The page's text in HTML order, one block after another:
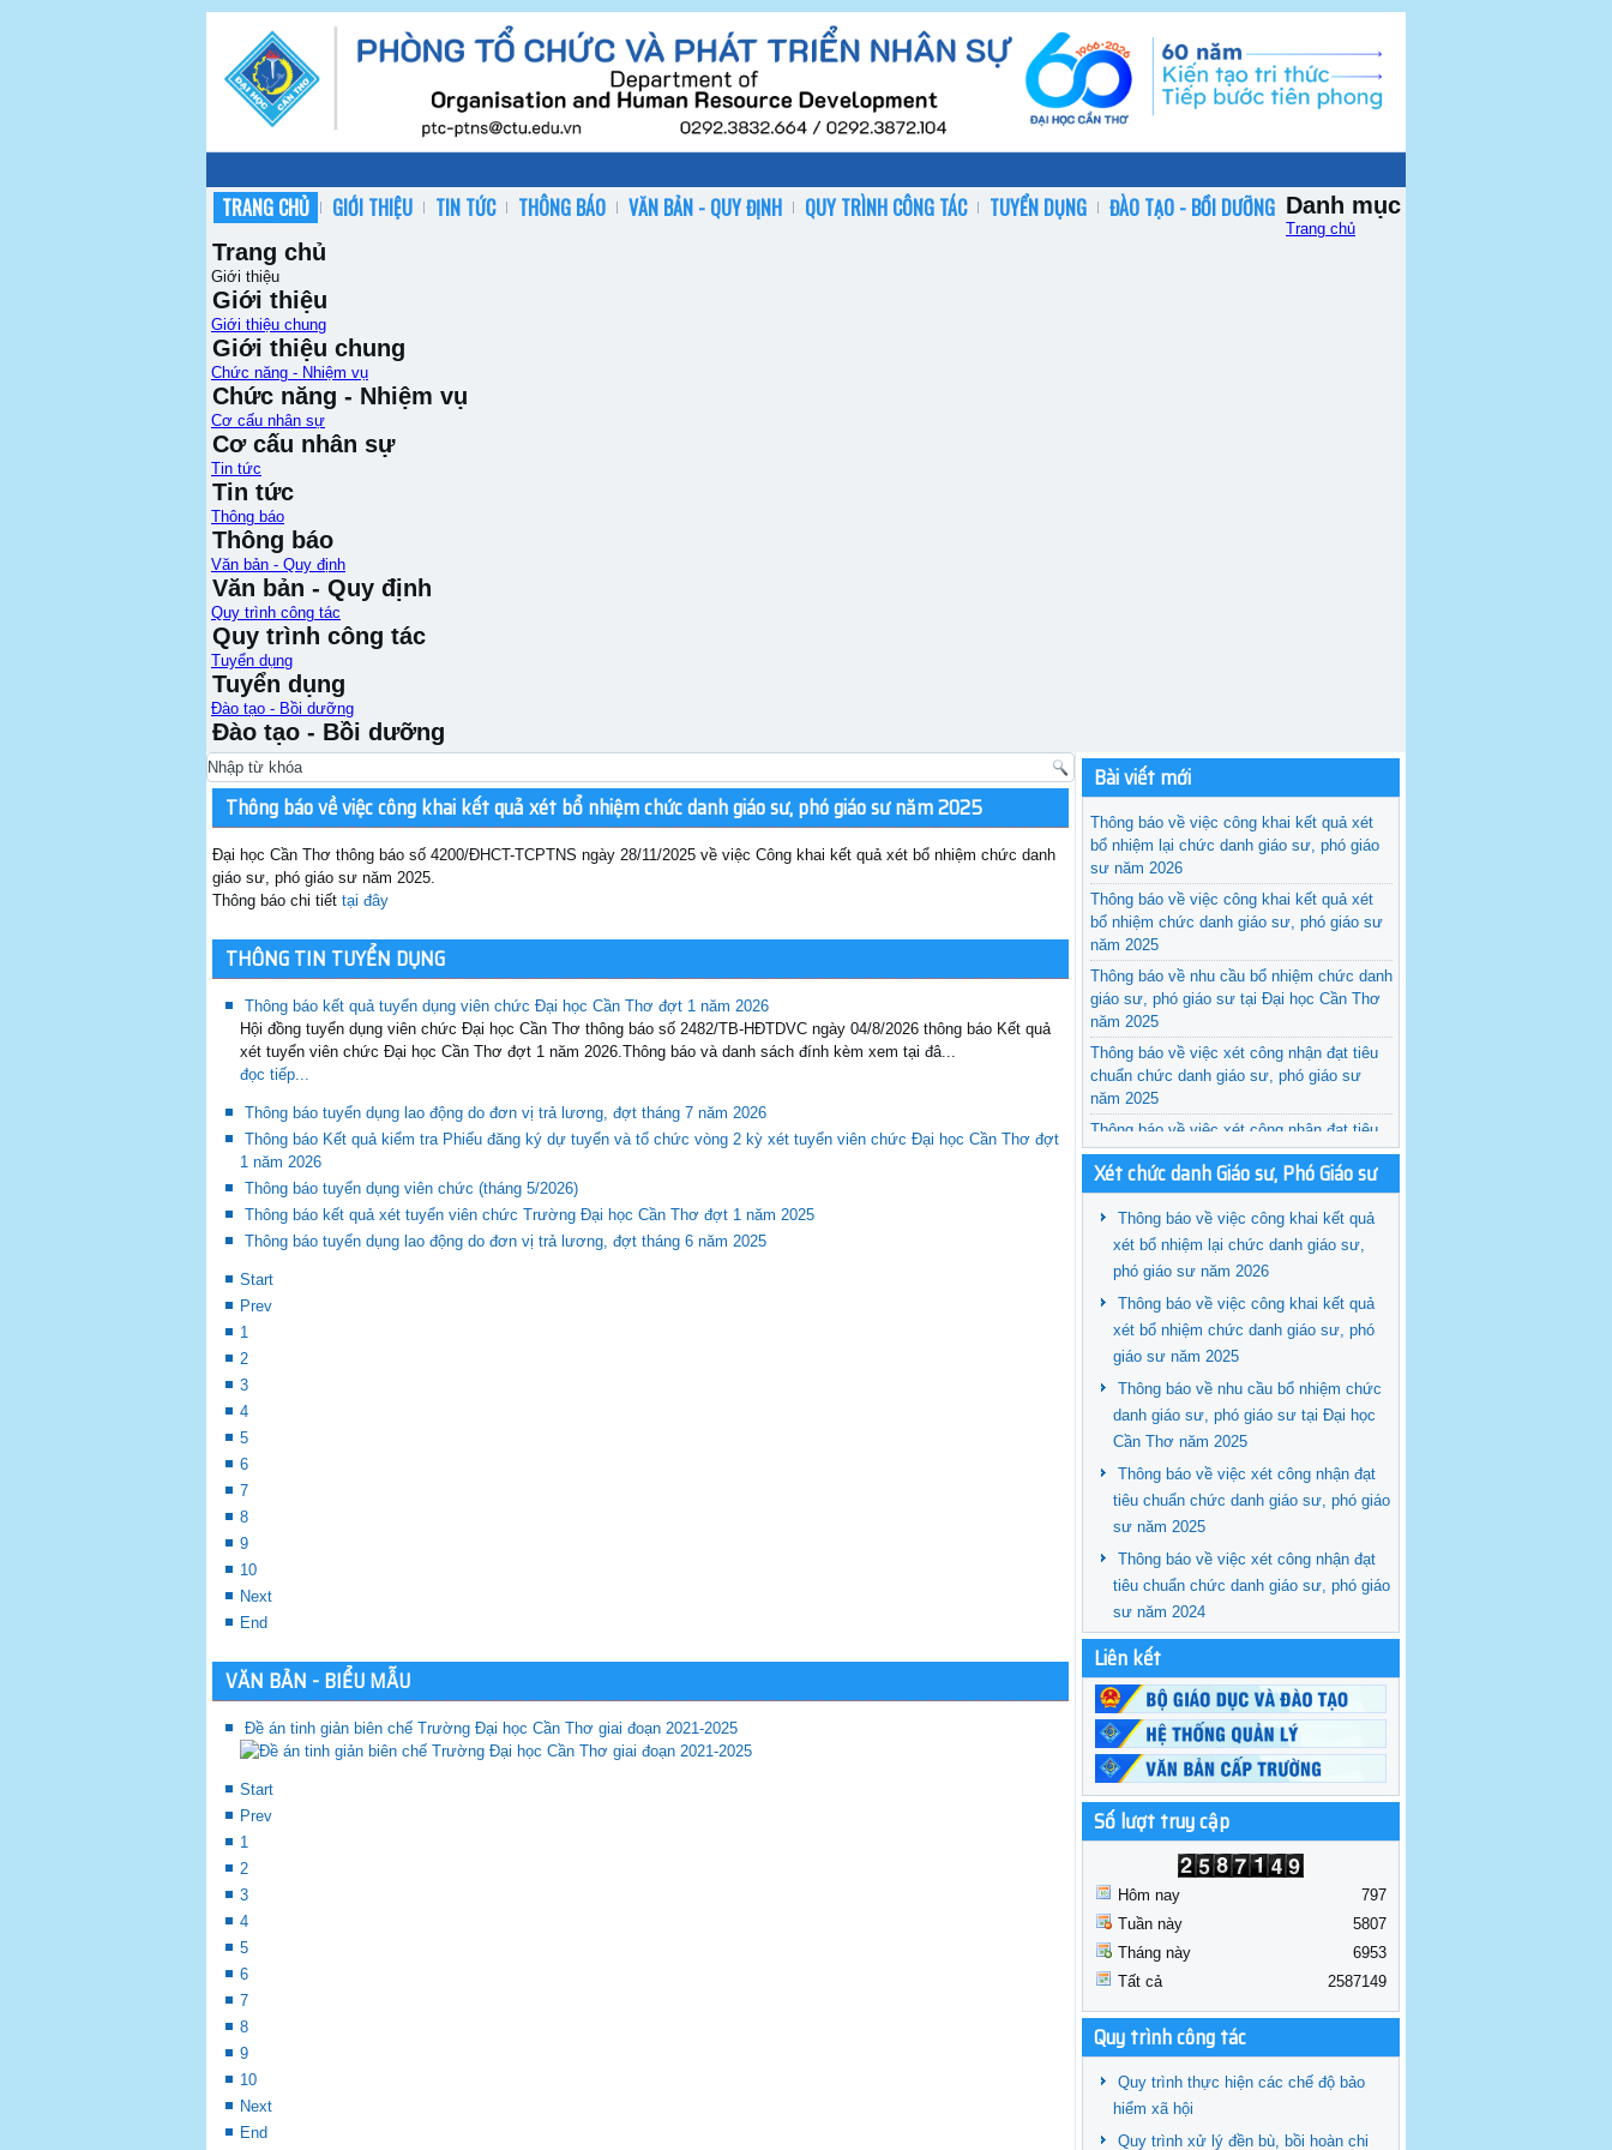
TRANG CHỦ GIỚI THIỆU TIN TỨC THÔNG BÁO VĂN BẢN - QUY ĐỊNH QUY TRÌNH CÔNG TÁC TUYỂN DỤNG ĐÀO TẠO - BỒI DƯỠNG Danh mục
Trang chủ
Trang chủ
Giới thiệu
Giới thiệu
Giới thiệu chung
Giới thiệu chung
Chức năng - Nhiệm vụ
Chức năng - Nhiệm vụ
Cơ cấu nhân sự
Cơ cấu nhân sự
Tin tức
Tin tức
Thông báo
Thông báo
Văn bản - Quy định
Văn bản - Quy định
Quy trình công tác
Quy trình công tác
Tuyển dụng
Tuyển dụng
Đào tạo - Bồi dưỡng
Đào tạo - Bồi dưỡng
Thông báo về việc công khai kết quả xét bổ nhiệm chức danh giáo sư, phó giáo sư năm 2025
Đại học Cần Thơ thông báo số 4200/ĐHCT-TCPTNS ngày 28/11/2025 về việc Công khai kết quả xét bổ nhiệm chức danh
giáo sư, phó giáo sư năm 2025.
Thông báo chi tiết tại đây
THÔNG TIN TUYỂN DỤNG
Thông báo kết quả tuyển dụng viên chức Đại học Cần Thơ đợt 1 năm 2026
Hội đồng tuyển dụng viên chức Đại học Cần Thơ thông báo số 2482/TB-HĐTDVC ngày 04/8/2026 thông báo Kết quả
xét tuyển viên chức Đại học Cần Thơ đợt 1 năm 2026.Thông báo và danh sách đính kèm xem tại đâ...
đọc tiếp...
Thông báo tuyển dụng lao động do đơn vị trả lương, đợt tháng 7 năm 2026
Thông báo Kết quả kiểm tra Phiếu đăng ký dự tuyển và tổ chức vòng 2 kỳ xét tuyển viên chức Đại học Cần Thơ đợt
1 năm 2026
Thông báo tuyển dụng viên chức (tháng 5/2026)
Thông báo kết quả xét tuyển viên chức Trường Đại học Cần Thơ đợt 1 năm 2025
Thông báo tuyển dụng lao động do đơn vị trả lương, đợt tháng 6 năm 2025
Start
Prev
1
2
3
4
5
6
7
8
9
10
Next
End
VĂN BẢN - BIỂU MẪU
Đề án tinh giản biên chế Trường Đại học Cần Thơ giai đoạn 2021-2025
Start
Prev
1
2
3
4
5
6
7
8
9
10
Next
End
Bài viết mới
Thông báo về việc công khai kết quả xét
bổ nhiệm lại chức danh giáo sư, phó giáo
sư năm 2026
Thông báo về việc công khai kết quả xét
bổ nhiệm chức danh giáo sư, phó giáo sư
năm 2025
Thông báo về nhu cầu bổ nhiệm chức danh
giáo sư, phó giáo sư tại Đại học Cần Thơ
năm 2025
Thông báo về việc xét công nhận đạt tiêu
chuẩn chức danh giáo sư, phó giáo sư
năm 2025
Thông báo về việc xét công nhận đạt tiêu
chuẩn chức danh giáo sư, phó giáo sư
năm 2024
Xét chức danh Giáo sư, Phó Giáo sư
Thông báo về việc công khai kết quả
xét bổ nhiệm lại chức danh giáo sư,
phó giáo sư năm 2026
Thông báo về việc công khai kết quả
xét bổ nhiệm chức danh giáo sư, phó
giáo sư năm 2025
Thông báo về nhu cầu bổ nhiệm chức
danh giáo sư, phó giáo sư tại Đại học
Cần Thơ năm 2025
Thông báo về việc xét công nhận đạt
tiêu chuẩn chức danh giáo sư, phó giáo
sư năm 2025
Thông báo về việc xét công nhận đạt
tiêu chuẩn chức danh giáo sư, phó giáo
sư năm 2024
Liên kết
Số lượt truy cập
Hôm nay
Tuần này
Tháng này
Tất cả
797
5807
6953
2587149
Quy trình công tác
Quy trình thực hiện các chế độ bảo
hiểm xã hội
Quy trình xử lý đền bù, bồi hoàn chi